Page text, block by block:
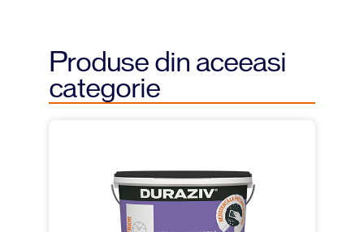
Produse din aceeasi
categorie